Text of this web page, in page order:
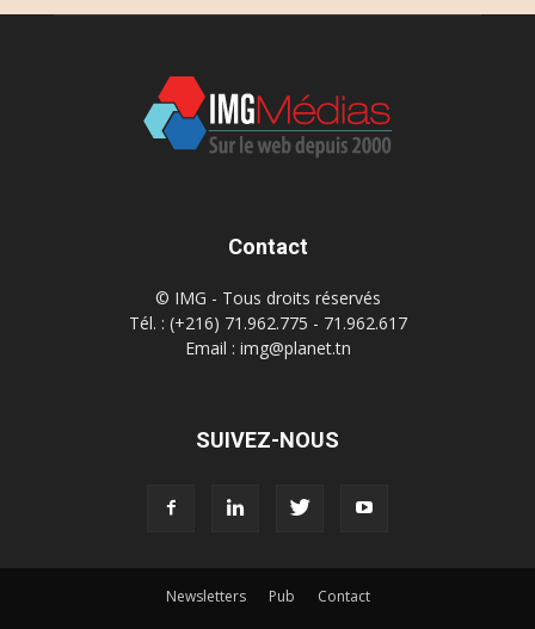
Contact
© IMG - Tous droits réservés
Tél. : (+216) 71.962.775 - 71.962.617
Email : img@planet.tn
SUIVEZ-NOUS
Newsletters Pub
Contact